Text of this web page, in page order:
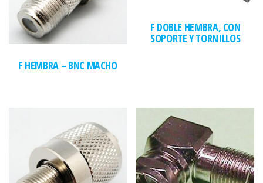
F HEMBRA – BNC MACHO
F DOBLE HEMBRA, CON
SOPORTE Y TORNILLOS